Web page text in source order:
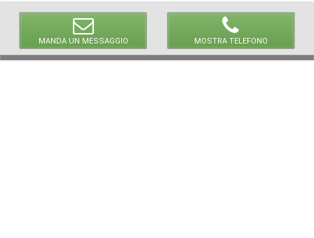
MANDA UN MESSAGGIO MOSTRA TELEFONO